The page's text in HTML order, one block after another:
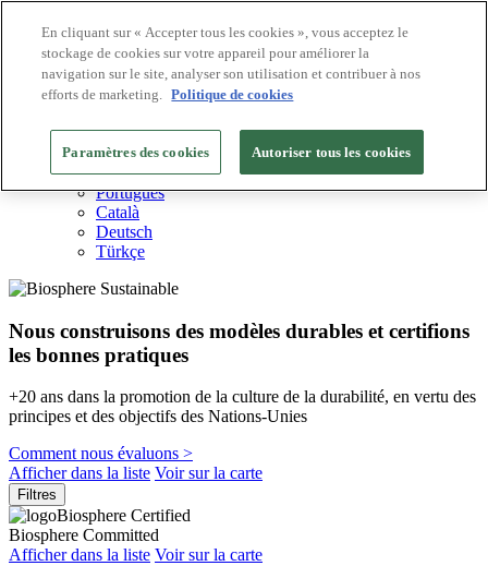
Destinations Biosphere
Entreprises Biosphere
Comment nous valorisons
FR
English
Español
Português
Català
Deutsch
Türkçe
Nous construisons des modèles durables et certifions
les bonnes pratiques
+20 ans dans la promotion de la culture de la durabilité, en vertu des
principes et des objectifs des Nations-Unies
Comment nous évaluons >
Afficher dans la liste Voir sur la carte
Filtres
Biosphere Certified
Biosphere Committed
Afficher dans la liste Voir sur la carte
En cliquant sur « Accepter tous les cookies », vous acceptez le
stockage de cookies sur votre appareil pour améliorer la
navigation sur le site, analyser son utilisation et contribuer à nos
efforts de marketing. Politique de cookies
Paramètres des cookies Autoriser tous les cookies